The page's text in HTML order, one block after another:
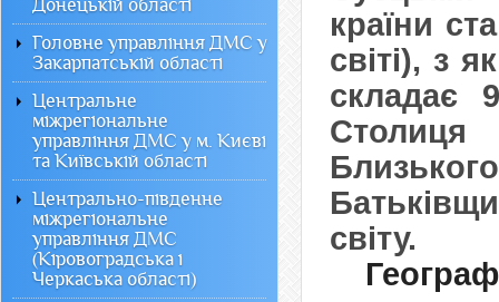
країни
світі), з
складає
Столиця
світу.
Донецькій області
Головне управління ДМС у
Закарпатській області
Центральне
міжрегіональне
управління ДМС у м. Києві
та Київській області
Центрально-південне
міжрегіональне
управління ДМС
(Кіровоградська і
Черкаська області)